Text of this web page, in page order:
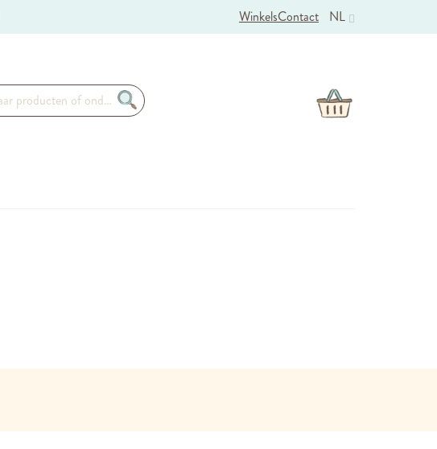
NL
WinkelsContact